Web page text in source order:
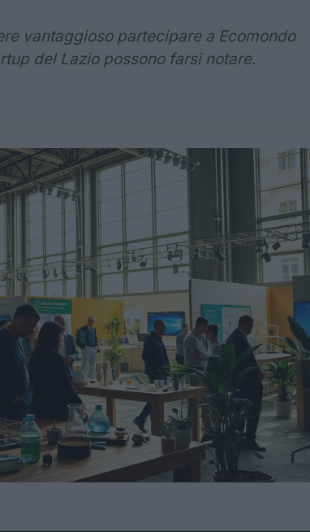
vantaggioso partecipare a Ecomondo
del Lazio possono farsi notare.